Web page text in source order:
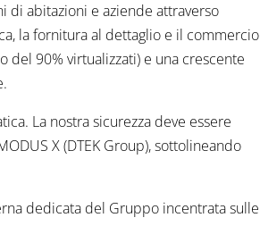
di abitazioni e aziende attraverso
la fornitura al dettaglio e il commercio
90% virtualizzati) e una crescente
La nostra sicurezza deve essere
X (DTEK Group), sottolineando
dedicata del Gruppo incentrata sulle